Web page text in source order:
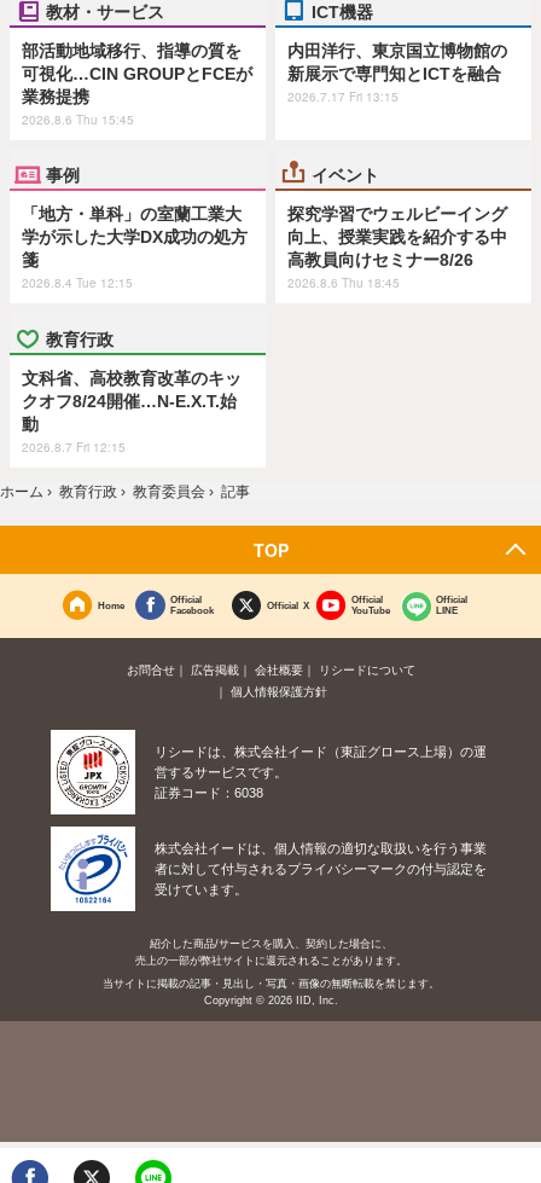
教材・サービス
部活動地域移行、指導の質を
可視化…CIN GROUPとFCEが
業務提携
2026.8.6 Thu 15:45
ICT機器
内田洋行、東京国立博物館の
新展示で専門知とICTを融合
2026.7.17 Fri 13:15
事例
「地方・単科」の室蘭工業大
学が示した大学DX成功の処方
箋
2026.8.4 Tue 12:15
イベント
探究学習でウェルビーイング
向上、授業実践を紹介する中
高教員向けセミナー8/26
2026.8.6 Thu 18:45
教育行政
文科省、高校教育改革のキッ
クオフ8/24開催…N-E.X.T.始
動
2026.8.7 Fri 12:15
ホーム › 教育行政 › 教育委員会 › 記事
TOP
Home
Official
Facebook
Official X
Official
YouTube
Official
LINE
お問合せ 広告掲載 会社概要
リシードについて
個人情報保護方針
リシードは、株式会社イード（東証グロース上場）の運
営するサービスです。
証券コード：6038
株式会社イードは、個人情報の適切な取扱いを行う事業
者に対して付与されるプライバシーマークの付与認定を
受けています。
紹介した商品/サービスを購入、契約した場合に、
売上の一部が弊社サイトに還元されることがあります。
当サイトに掲載の記事・見出し・写真・画像の無断転載を禁じます。
Copyright © 2026 IID, Inc.